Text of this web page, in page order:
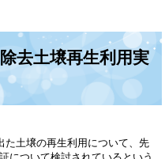
去土壌再生利用実
た土壌の再生利用について、先